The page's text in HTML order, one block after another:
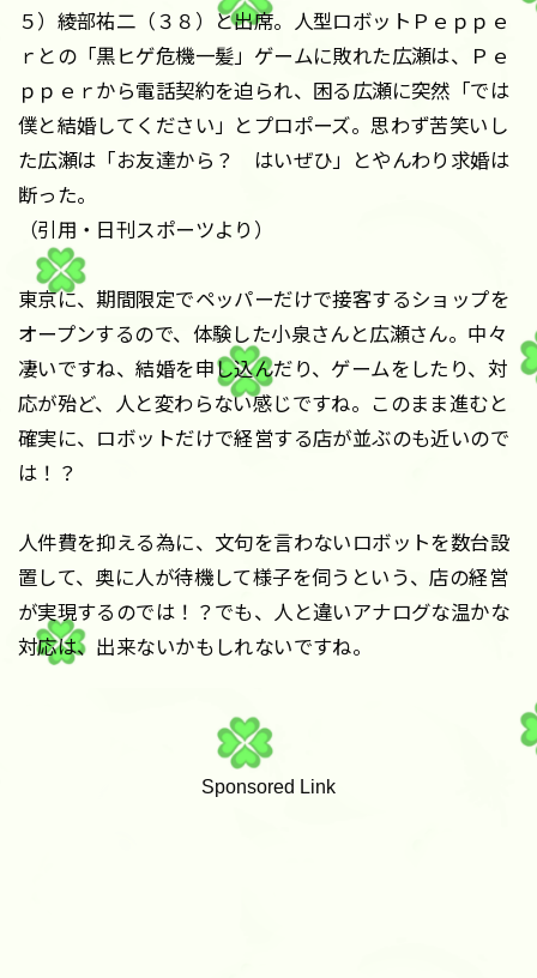
５）綾部祐二（３８）と出席。人型ロボットＰｅｐｐｅ
ｒとの「黒ヒゲ危機一髪」ゲームに敗れた広瀬は、Ｐｅ
ｐｐｅｒから電話契約を迫られ、困る広瀬に突然「では
僕と結婚してください」とプロポーズ。思わず苦笑いし
た広瀬は「お友達から？ はいぜひ」とやんわり求婚は
断った。
（引用・日刊スポーツより）
東京に、期間限定でペッパーだけで接客するショップを
オープンするので、体験した小泉さんと広瀬さん。中々
凄いですね、結婚を申し込んだり、ゲームをしたり、対
応が殆ど、人と変わらない感じですね。このまま進むと
確実に、ロボットだけで経営する店が並ぶのも近いので
は！？
人件費を抑える為に、文句を言わないロボットを数台設
置して、奥に人が待機して様子を伺うという、店の経営
が実現するのでは！？でも、人と違いアナログな温かな
対応は、出来ないかもしれないですね。
Sponsored Link